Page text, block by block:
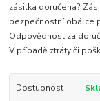
zásilka doručena?
bezpečnostní obálce
Odpovědnost za
V případě ztráty či
Dostupnost